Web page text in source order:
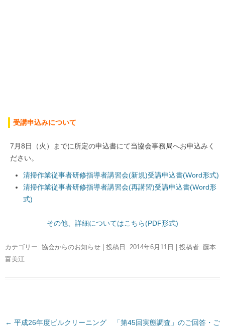
受講申込みについて
7月8日（火）までに所定の申込書にて当協会事務局へお申込みく
ださい。
清掃作業従事者研修指導者講習会(新規)受講申込書(Word形式)
清掃作業従事者研修指導者講習会(再講習)受講申込書(Word形
式)
その他、詳細についてはこちら(PDF形式)
カテゴリー: 協会からのお知らせ | 投稿日: 2014年6月11日 投稿者: 藤本
富美江
投
← 平成26年度ビルクリーニング
「第45回実態調査」のご回答・ご